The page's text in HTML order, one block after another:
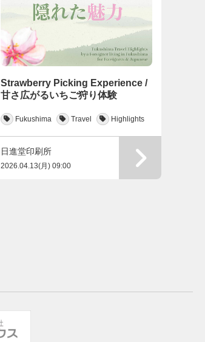
Strawberry Picking Experience /
甘さ広がるいちご狩り体験
Fukushima Travel Highlights
日進堂印刷所
2026.04.13(月) 09:00